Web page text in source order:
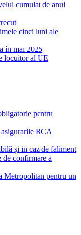
cumulat de anul
cinci luni ale
în mai 2025
locuitor al UE
pentru
RCA
și in caz de faliment
de confirmare a
Metropolitan pentru un